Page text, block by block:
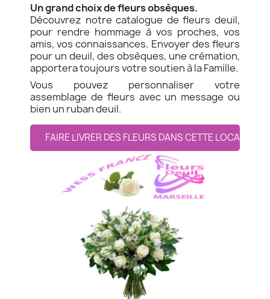
Un grand choix de fleurs obsèques.
Découvrez notre catalogue de fleurs deuil,
pour rendre hommage à vos proches, vos
amis, vos connaissances. Envoyer des fleurs
pour un deuil, des obsèques, une crémation,
apportera toujours votre soutien à la Famille.
Vous pouvez personnaliser votre
assemblage de fleurs avec un message ou
bien un ruban deuil.
FAIRE LIVRER DES FLEURS DANS CETTE LOCALITE